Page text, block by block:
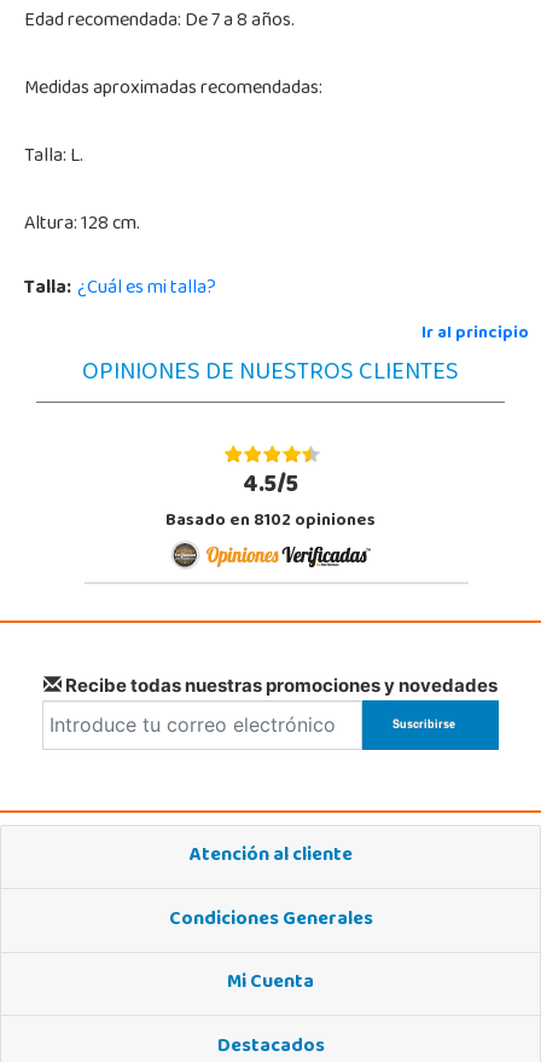
Edad recomendada: De 7 a 8 años.
Medidas aproximadas recomendadas:
Talla: L.
Altura: 128 cm.
Talla:¿Cuál es mi talla?
Ir al principio
OPINIONES DE NUESTROS CLIENTES
4.5/5
Basado en 8102 opiniones
Recibe todas nuestras promociones y novedades
Atención al cliente
Condiciones Generales
Mi Cuenta
Destacados